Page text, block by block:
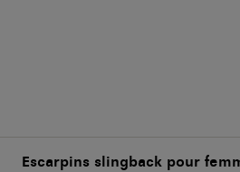
Escarpins slingback pour